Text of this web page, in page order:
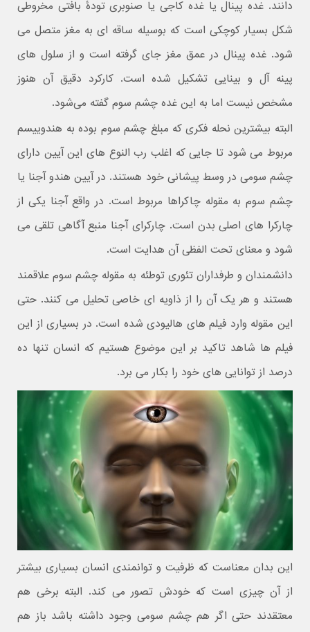
دانند. غده پینال یا غده کاجی یا صنوبری تودهٔ بافتی مخروطی
‌شکل بسیار کوچکی است که بوسیله ساقه ای به مغز متصل می
شود. غده پینال در عمق مغز جای گرفته است و از سلول های
پینه آل و بینایی تشکیل شده است. کارکرد دقیق آن هنوز
مشخص نیست اما به این غده چشم سوم گفته می‌شود.
البته بیشترین نحله فکری که مبلغ چشم سوم بوده به هندوییسم
مربوط می شود تا جایی که اغلب رب النوع های این آیین دارای
چشم سومی در وسط پیشانی خود هستند. در آیین هندو آجنا یا
چشم سوم به مقوله چاکراها مربوط است. در واقع آجنا یکی از
چارکرا های اصلی بدن است. چارکرای آجنا منبع آگاهی تلقی می
شود و معنای تحت الفظی آن هدایت است.
دانشمندان و طرفداران تئوری توطئه به مقوله چشم سوم علاقمند
هستند و هر یک آن را از ذاویه ای خاصی تحلیل می کنند. حتی
این مقوله وارد فیلم های هالیودی شده است. در بسیاری از این
فیلم ها شاهد تاکید بر این موضوع هستیم که انسان تنها ده
درصد از توانایی های خود را بکار می برد.
این بدان معناست که ظرفیت و توانمندی انسان بسیاری بیشتر
از آن چیزی است که خودش تصور می کند. البته برخی هم
معتقدند حتی اگر هم چشم سومی وجود داشته باشد باز هم